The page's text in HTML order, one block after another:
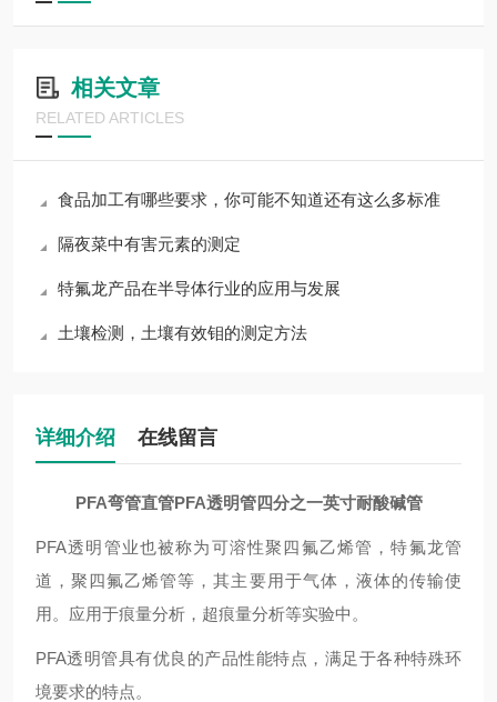
相关文章
RELATED ARTICLES
食品加工有哪些要求，你可能不知道还有这么多标准
隔夜菜中有害元素的测定
特氟龙产品在半导体行业的应用与发展
土壤检测，土壤有效钼的测定方法
详细介绍 在线留言
PFA弯管直管PFA透明管四分之一英寸耐酸碱管
PFA透明管业也被称为可溶性聚四氟乙烯管，特氟龙管
道，聚四氟乙烯管等，其主要用于气体，液体的传输使
用。应用于痕量分析，超痕量分析等实验中。
PFA透明管具有优良的产品性能特点，满足于各种特殊环
境要求的特点。